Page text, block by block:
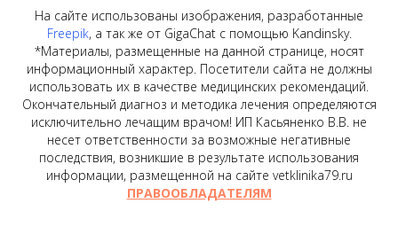
На сайте использованы изображения, разработанные
Freepik, а так же от GigaChat с помощью Kandinsky.
*Материалы, размещенные на данной странице, носят
информационный характер. Посетители сайта не должны
использовать их в качестве медицинских рекомендаций.
Окончательный диагноз и методика лечения определяются
исключительно лечащим врачом! ИП Касьяненко В.В. не
несет ответственности за возможные негативные
последствия, возникшие в результате использования
информации, размещенной на сайте vetklinika79.ru
ПРАВООБЛАДАТЕЛЯМ